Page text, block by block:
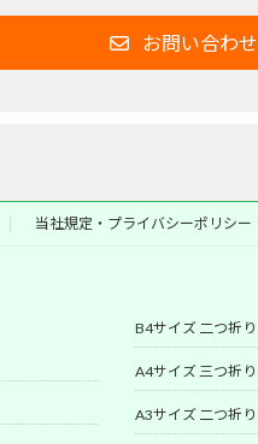
お問い合わせ
当社規定・プライバシーポリシー
B4サイズ 二つ折り
A4サイズ 三つ折り
A3サイズ 二つ折り